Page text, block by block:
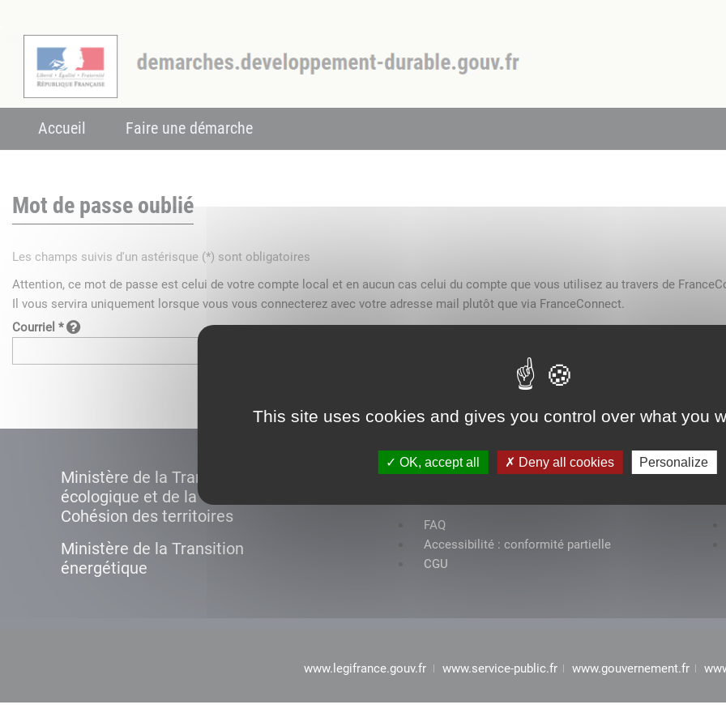
This site uses cookies and gives you control over what you
OK, accept all Deny all cookies Personalize
Accueil Faire une démarche
Mot de passe oublié
Les champs suivis d'un astérisque (*) sont obligatoires
Attention, ce mot de passe est celui de votre compte local et en aucun cas celui du compte que vous utilisez au travers de
Il vous servira uniquement lorsque vous vous connecterez avec votre adresse mail plutôt que via FranceConnect.
Courriel *
Ministère de la Transition
écologique et de la
Cohésion des territoires
Ministère de la Transition
énergétique
FAQ
Accessibilité : conformité partielle
CGU
www.legifrance.gouv.fr www.service-public.fr www.gouvernement.fr